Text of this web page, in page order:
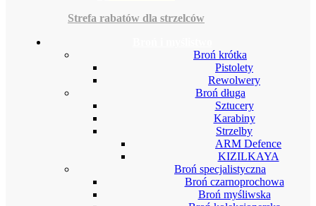
Strefa rabatów dla strzelców
Broń krótka
Pistolety
Rewolwery
Broń długa
Sztucery
Karabiny
Strzelby
ARM Defence
KIZILKAYA
Broń specjalistyczna
Broń czarnoprochowa
Broń myśliwska